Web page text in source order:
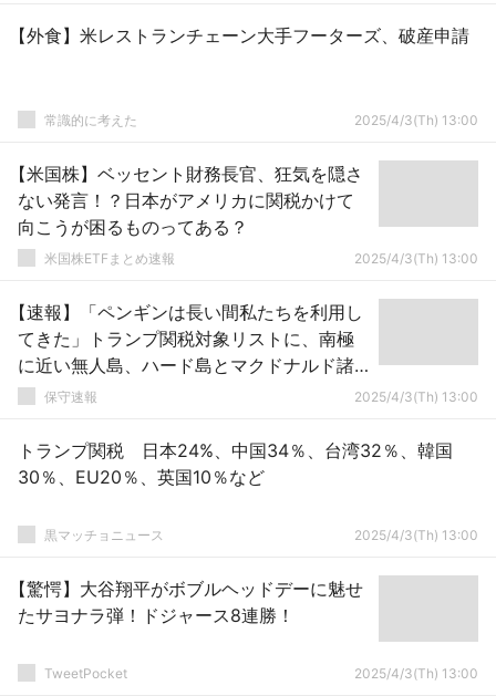
【外食】米レストランチェーン大手フーターズ、破産申請
常識的に考えた 2025/4/3(Th) 13:00
【米国株】ベッセント財務長官、狂気を隠さ
ない発言！？日本がアメリカに関税かけて
向こうが困るものってある？
米国株ETFまとめ速報 2025/4/3(Th) 13:00
【速報】「ペンギンは長い間私たちを利用し
てきた」トランプ関税対象リストに、南極
に近い無人島、ハード島とマクドナルド諸
島 ペンギンやアザラシ、アホウドリなど
保守速報 2025/4/3(Th) 13:00
トランプ関税 日本24%、中国34％、台湾32％、韓国
30％、EU20％、英国10％など
黒マッチョニュース 2025/4/3(Th) 13:00
【驚愕】大谷翔平がボブルヘッドデーに魅せ
たサヨナラ弾！ドジャース8連勝！
TweetPocket 2025/4/3(Th) 13:00